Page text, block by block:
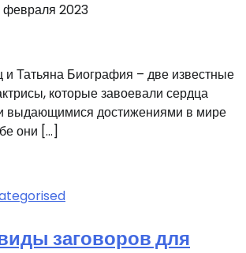
февраля 2023
и Татьяна Биография – две известные
которые завоевали сердца
выдающимися достижениями в мире
они […]
заговоров для